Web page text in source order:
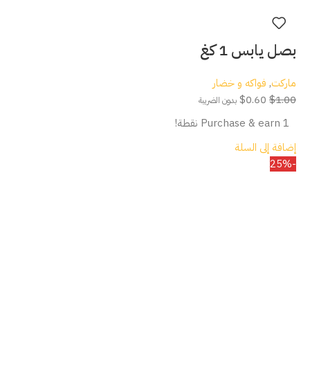
بصل يابس 1 كغ
ماركت, فواكه و خضار
$1.00
$0.60 بدون الضريبة
Purchase & earn 1 نقطة!
إضافة إلى السلة
-25%